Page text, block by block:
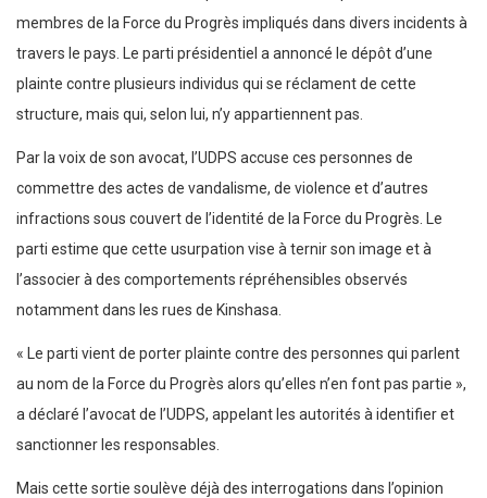
membres de la Force du Progrès impliqués dans divers incidents à
travers le pays.
Le parti présidentiel a annoncé le dépôt d’une
plainte contre plusieurs individus qui se réclament de cette
structure, mais qui, selon lui, n’y appartiennent pas.
Par la voix de son avocat, l’UDPS accuse ces personnes de
commettre des actes de vandalisme, de violence et d’autres
infractions sous couvert de l’identité de la Force du Progrès. Le
parti estime que cette usurpation vise à ternir son image et à
l’associer à des comportements répréhensibles observés
notamment dans les rues de Kinshasa.
« Le parti vient de porter plainte contre des personnes qui parlent
au nom de la Force du Progrès alors qu’elles n’en font pas partie »,
a déclaré l’avocat de l’UDPS, appelant les autorités à identifier et
sanctionner les responsables.
Mais cette sortie soulève déjà des interrogations dans l’opinion